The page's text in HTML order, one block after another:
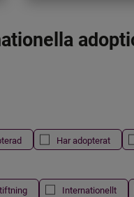
Har adopterat
Internationellt